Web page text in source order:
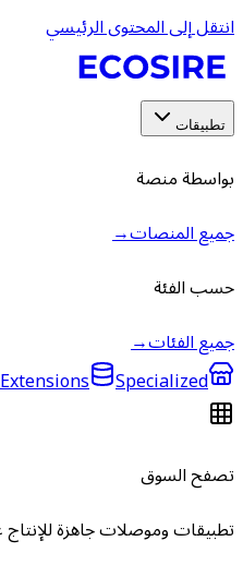
انتقل إلى المحتوى الرئيسي
تطبيقات
بواسطة منصة
جميع المنصات→
حسب الفئة
جميع الفئات→
Specialized
تصفح السوق
تطبيقات وموصلات جاهزة